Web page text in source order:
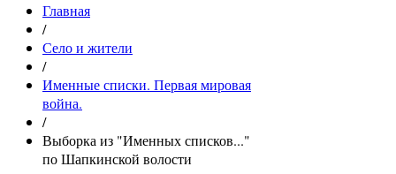
Главная
/
Село и жители
/
Именные списки. Первая мировая
война.
/
Выборка из "Именных списков..."
по Шапкинской волости